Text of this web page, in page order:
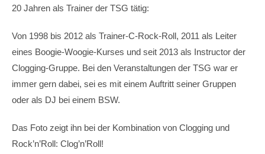
20 Jahren als Trainer der TSG tätig:
Von 1998 bis 2012 als Trainer-C-Rock-Roll, 2011 als Leiter
eines Boogie-Woogie-Kurses und seit 2013 als Instructor der
Clogging-Gruppe. Bei den Veranstaltungen der TSG war er
immer gern dabei, sei es mit einem Auftritt seiner Gruppen
oder als DJ bei einem BSW.
Das Foto zeigt ihn bei der Kombination von Clogging und
Rock’n’Roll: Clog’n’Roll!